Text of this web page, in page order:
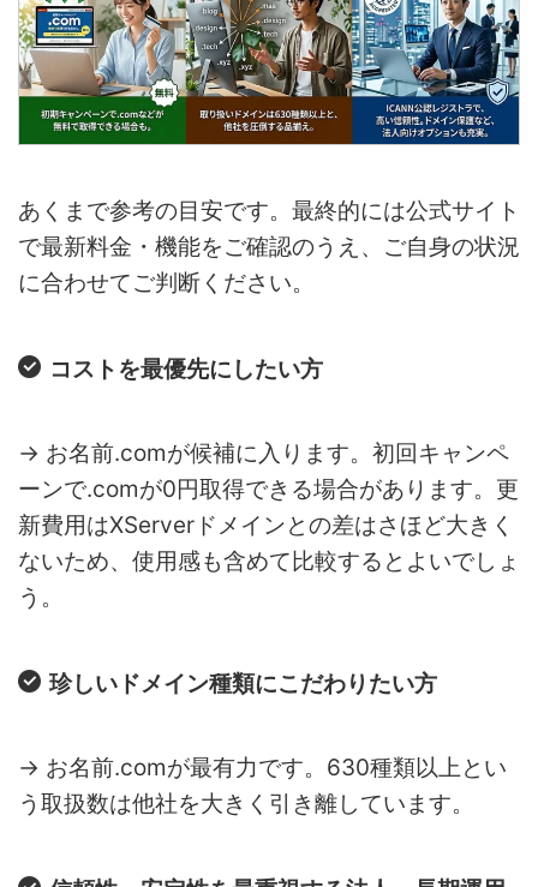
あくまで参考の目安です。最終的には公式サイト
で最新料金・機能をご確認のうえ、ご自身の状況
に合わせてご判断ください。
コストを最優先にしたい方
→ お名前.comが候補に入ります。初回キャンペ
ーンで.comが0円取得できる場合があります。更
新費用はXServerドメインとの差はさほど大きく
ないため、使用感も含めて比較するとよいでしょ
う。
珍しいドメイン種類にこだわりたい方
→ お名前.comが最有力です。630種類以上とい
う取扱数は他社を大きく引き離しています。